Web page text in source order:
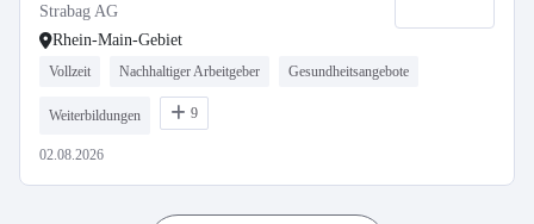
Strabag AG
Rhein-Main-Gebiet
Vollzeit Nachhaltiger Arbeitgeber Gesundheitsangebote
Weiterbildungen 9
02.08.2026